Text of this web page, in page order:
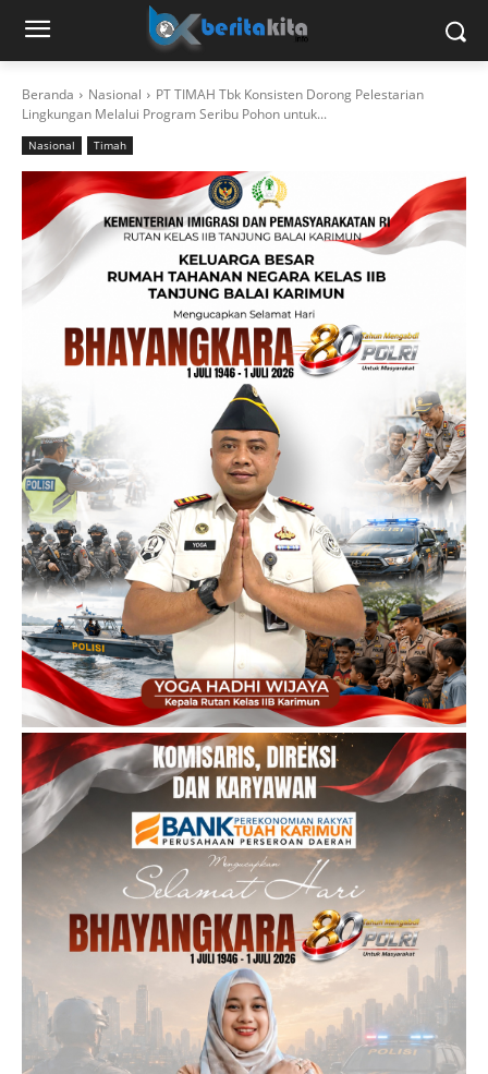
Beranda Nasional
PT TIMAH Tbk Konsisten Dorong Pelestarian
Lingkungan Melalui Program Seribu Pohon untuk...
Nasional Timah